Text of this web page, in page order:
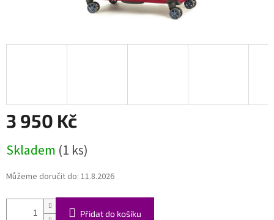
3 950 Kč
cena:
Skladem (1 ks)
Můžeme doručit do: 11.8.2026
Přidat do košíku